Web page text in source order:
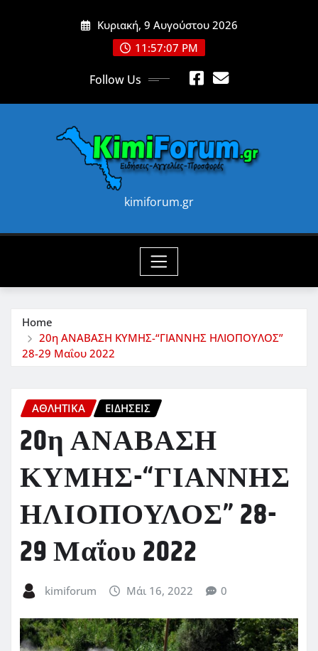
Κυριακή, 9 Αυγούστου 2026
11:57:09 PM
Follow Us
kimiforum.gr
Home
20η ΑΝΑΒΑΣΗ ΚΥΜΗΣ-“ΓΙΑΝΝΗΣ ΗΛΙΟΠΟΥΛΟΣ”
28-29 Μαΐου 2022
ΑΘΛΗΤΙΚΑ ΕΙΔΗΣΕΙΣ
20η ΑΝΑΒΑΣΗ
ΚΥΜΗΣ-“ΓΙΑΝΝΗΣ
ΗΛΙΟΠΟΥΛΟΣ” 28-
29 Μαΐου 2022
kimiforum Μάι 16, 2022 0